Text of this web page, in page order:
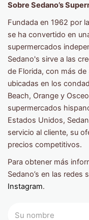
Sobre Sedano’s
Fundada en 1962 por
se ha convertido en
supermercados
Sedano's sirve a las
de Florida, con más
ubicadas en los
Beach, Orange y
supermercados
Estados Unidos,
servicio al cliente, su
precios competitivos.
Para obtener más
Sedano’s en las redes
Instagram.